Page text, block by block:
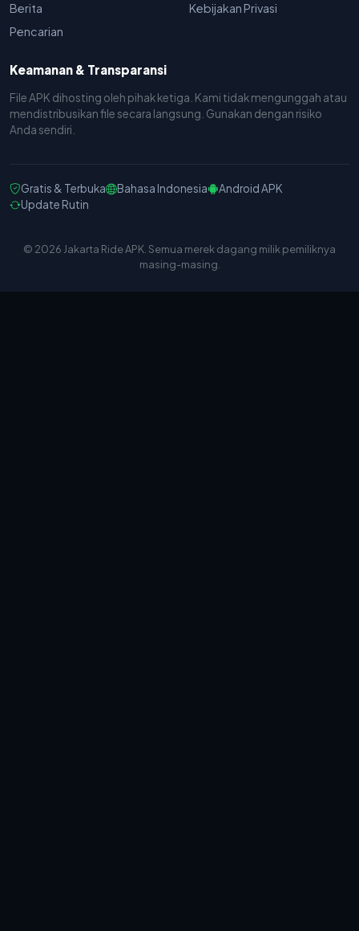
Berita
Pencarian
Kebijakan Privasi
Keamanan & Transparansi
File APK dihosting oleh pihak ketiga. Kami tidak mengunggah atau
mendistribusikan file secara langsung. Gunakan dengan risiko
Anda sendiri.
Gratis & Terbuka Bahasa Indonesia
Android APK
Update Rutin
© 2026 Jakarta Ride APK. Semua merek dagang milik pemiliknya
masing-masing.